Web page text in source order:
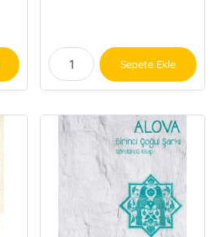
Sepete Ekle